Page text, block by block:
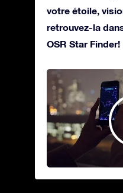
votre étoile,
retrouvez-la
OSR Star Finder!